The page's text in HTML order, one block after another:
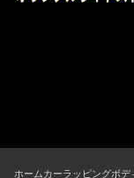
ホームカーラッピングボデ